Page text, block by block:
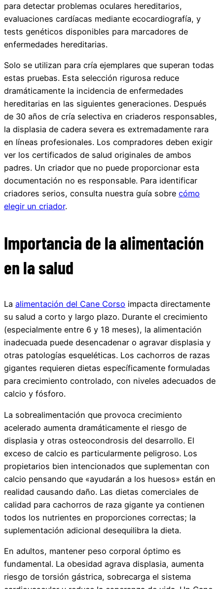
para detectar problemas oculares hereditarios,
evaluaciones cardíacas mediante ecocardiografía, y
tests genéticos disponibles para marcadores de
enfermedades hereditarias.
Solo se utilizan para cría ejemplares que superan todas
estas pruebas. Esta selección rigurosa reduce
dramáticamente la incidencia de enfermedades
hereditarias en las siguientes generaciones. Después
de 30 años de cría selectiva en criaderos responsables,
la displasia de cadera severa es extremadamente rara
en líneas profesionales. Los compradores deben exigir
ver los certificados de salud originales de ambos
padres. Un criador que no puede proporcionar esta
documentación no es responsable. Para identificar
criadores serios, consulta nuestra guía sobre cómo
elegir un criador.
Importancia de la alimentación
en la salud
La alimentación del Cane Corso impacta directamente
su salud a corto y largo plazo. Durante el crecimiento
(especialmente entre 6 y 18 meses), la alimentación
inadecuada puede desencadenar o agravar displasia y
otras patologías esqueléticas. Los cachorros de razas
gigantes requieren dietas específicamente formuladas
para crecimiento controlado, con niveles adecuados de
calcio y fósforo.
La sobrealimentación que provoca crecimiento
acelerado aumenta dramáticamente el riesgo de
displasia y otras osteocondrosis del desarrollo. El
exceso de calcio es particularmente peligroso. Los
propietarios bien intencionados que suplementan con
calcio pensando que «ayudarán a los huesos» están en
realidad causando daño. Las dietas comerciales de
calidad para cachorros de raza gigante ya contienen
todos los nutrientes en proporciones correctas; la
suplementación adicional desequilibra la dieta.
En adultos, mantener peso corporal óptimo es
fundamental. La obesidad agrava displasia, aumenta
riesgo de torsión gástrica, sobrecarga el sistema